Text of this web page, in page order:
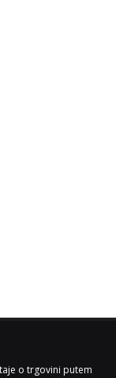
o trgovini putem